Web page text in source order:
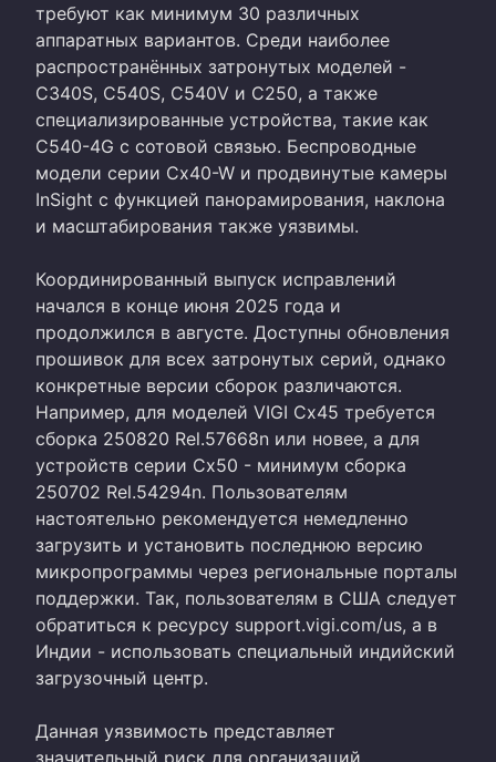
требуют как минимум 30 различных
аппаратных вариантов. Среди наиболее
распространённых затронутых моделей -
C340S, C540S, C540V и C250, а также
специализированные устройства, такие как
C540-4G с сотовой связью. Беспроводные
модели серии Cx40-W и продвинутые камеры
InSight с функцией панорамирования, наклона
и масштабирования также уязвимы.
Координированный выпуск исправлений
начался в конце июня 2025 года и
продолжился в августе. Доступны обновления
прошивок для всех затронутых серий, однако
конкретные версии сборок различаются.
Например, для моделей VIGI Cx45 требуется
сборка 250820 Rel.57668n или новее, а для
устройств серии Cx50 - минимум сборка
250702 Rel.54294n. Пользователям
настоятельно рекомендуется немедленно
загрузить и установить последнюю версию
микропрограммы через региональные порталы
поддержки. Так, пользователям в США следует
обратиться к ресурсу support.vigi.com/us, а в
Индии - использовать специальный индийский
загрузочный центр.
Данная уязвимость представляет
значительный риск для организаций,